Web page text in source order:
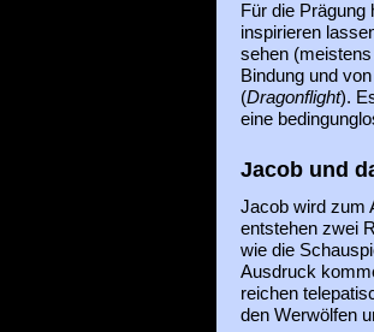
Für die Prägung
inspirieren
sehen
Bindung und
(Dragonflight).
eine
Jacob und
Jacob wird zum
entstehen zwei
wie die
Ausdruck
reichen
den Werwölfen